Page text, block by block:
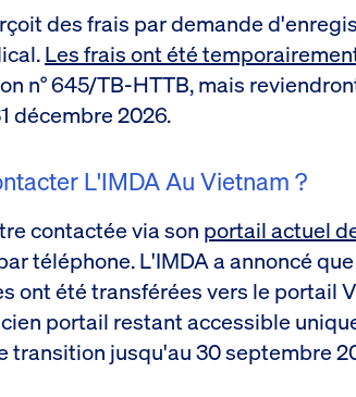
des frais par demande
Les frais ont été
n° 645/TB-HTTB, mais
décembre 2026.
L'IMDA Au Vietnam ?
contactée via son portail actuel
téléphone. L'IMDA a annoncé
ont été transférées vers le portail
portail restant accessible
transition jusqu'au 30 septembre